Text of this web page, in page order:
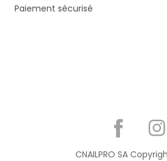
Paiement sécurisé
CNAILPRO SA